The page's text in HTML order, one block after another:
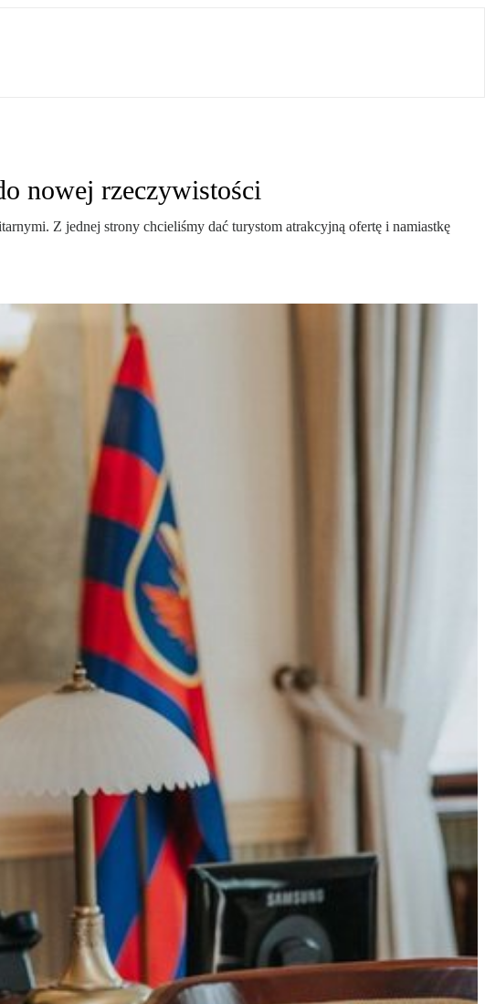
nowej rzeczywistości
Z jednej strony chcieliśmy dać turystom atrakcyjną ofertę i namiastkę